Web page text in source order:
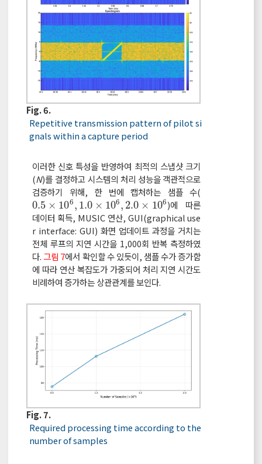
Fig. 6.
Repetitive transmission pattern of pilot si
gnals within a capture period
이러한 신호 특성을 반영하여 최적의 스냅샷 크기
(N)를 결정하고 시스템의 처리 성능을 객관적으로
검증하기 위해, 한 번에 캡처하는 샘플 수(
0.5 × 106, 1.0 × 106, 2.0 × 106
0.5×106,1.0×106 2.0× 106
)에 따른
데이터 획득, MUSIC 연산, GUI(graphical use
r interface: GUI) 화면 업데이트 과정을 거치는
전체 루프의 지연 시간을 1,000회 반복 측정하였
다. 그림 7에서 확인할 수 있듯이, 샘플 수가 증가함
에 따라 연산 복잡도가 가중되어 처리 지연 시간도
비례하여 증가하는 상관관계를 보인다.
Fig. 7.
Required processing time according to the
number of samples